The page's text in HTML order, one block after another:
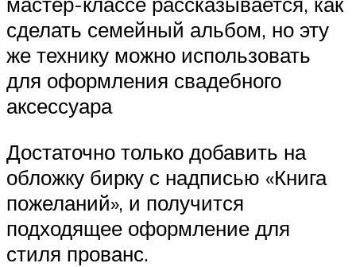
сделать семейный альбом, но эту
же технику можно использовать
для оформления свадебного
аксессуара
Достаточно только добавить на
обложку бирку с надписью «Книга
пожеланий», и получится
подходящее оформление для
стиля прованс.